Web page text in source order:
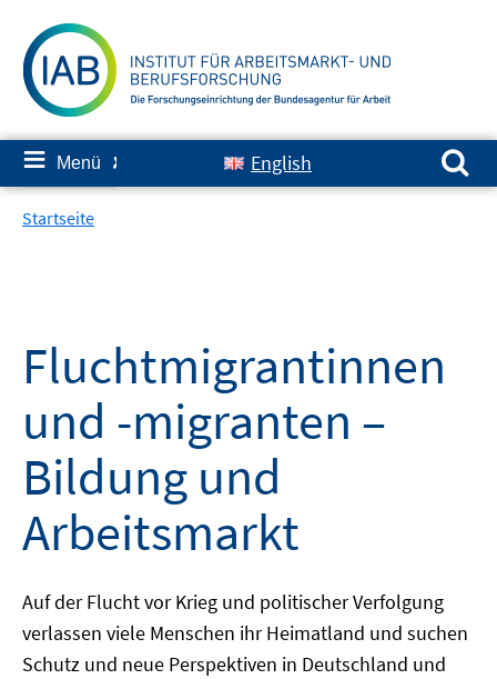
zum
Inhalt
≡ Menü ✘ English
Suchen nach:
Startseite
Fluchtmigrantinnen
und -migranten –
Bildung und
Arbeitsmarkt
Auf der Flucht vor Krieg und politischer Verfolgung
verlassen viele Menschen ihr Heimatland und suchen
Schutz und neue Perspektiven in Deutschland und